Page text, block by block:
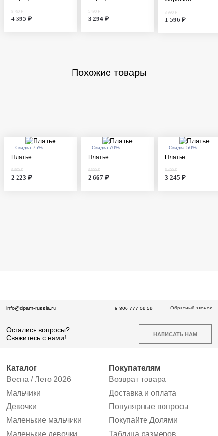
8 790 ₽
4 395 ₽
5 490 ₽
3 294 ₽
3 990 ₽
1 596 ₽
Похожие товары
Скидка 75%
Платье
8 890 ₽
2 223 ₽
Скидка 70%
Платье
8 890 ₽
2 667 ₽
Скидка 50%
Платье
6 490 ₽
3 245 ₽
info@dpam-russia.ru
Остались вопросы?
Свяжитесь с нами!
НАПИСАТЬ НАМ
8 800 777-09-59 Обратный звонок
Каталог
Весна / Лето 2026
Мальчики
Девочки
Маленькие мальчики
Маленькие девочки
Покупателям
Возврат товара
Доставка и оплата
Популярные вопросы
Покупайте Долями
Таблица размеров